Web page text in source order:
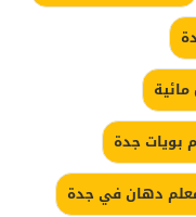
بويات جدة
دهان في جدة